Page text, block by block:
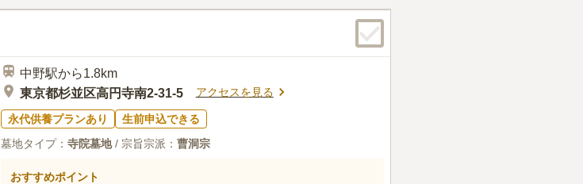
中野駅から1.8km
東京都杉並区高円寺南2-31-5
アクセスを見る
永代供養プランあり
生前申込できる
墓地タイプ： 寺院墓地/ 宗旨宗派： 曹洞宗
おすすめポイント